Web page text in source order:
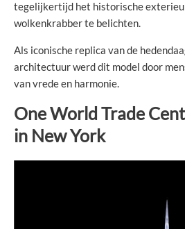
tegelijkertijd het historische
wolkenkrabber te belichten.
Als iconische replica van de
architectuur werd dit model door
van vrede en harmonie.
One World Trade
in New York